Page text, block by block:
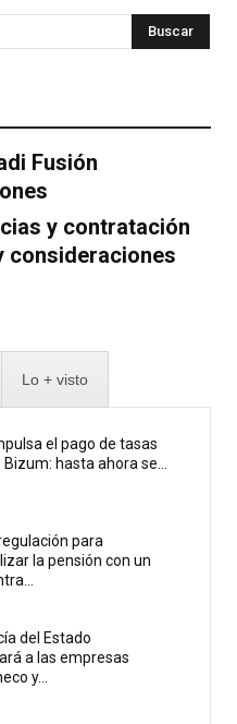
Buscar
Fusión
y contratación
consideraciones
Lo + visto
el pago de tasas
hasta ahora se...
para
la pensión con un
del Estado
a las empresas
y...